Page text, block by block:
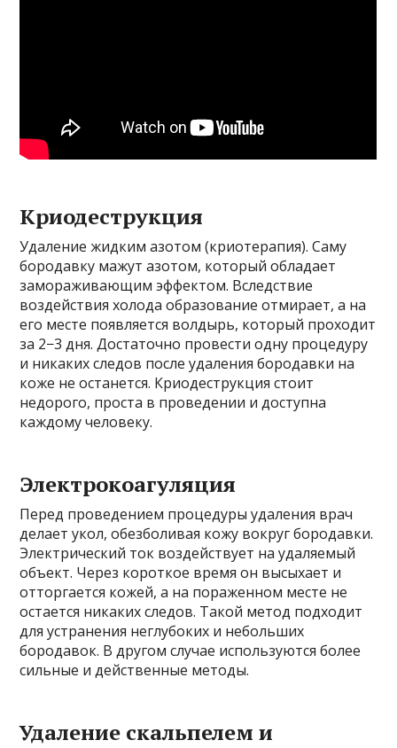
Криодеструкция
Удаление жидким азотом (криотерапия). Саму
бородавку мажут азотом, который обладает
замораживающим эффектом. Вследствие
воздействия холода образование отмирает, а на
его месте появляется волдырь, который проходит
за 2−3 дня. Достаточно провести одну процедуру
и никаких следов после удаления бородавки на
коже не останется. Криодеструкция стоит
недорого, проста в проведении и доступна
каждому человеку.
Электрокоагуляция
Перед проведением процедуры удаления врач
делает укол, обезболивая кожу вокруг бородавки.
Электрический ток воздействует на удаляемый
объект. Через короткое время он высыхает и
отторгается кожей, а на пораженном месте не
остается никаких следов. Такой метод подходит
для устранения неглубоких и небольших
бородавок. В другом случае используются более
сильные и действенные методы.
Удаление скальпелем и